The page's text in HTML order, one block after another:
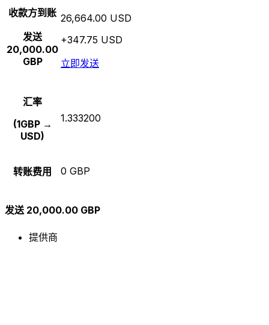
收款方到账
发送
20,000.00
GBP
26,664.00 USD
+347.75 USD
立即发送
汇率
(1GBP →
USD)
1.333200
转账费用 0 GBP
发送 20,000.00 GBP
提供商